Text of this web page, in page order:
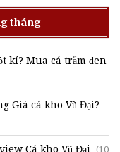
tháng
kí? Mua cá trắm đen
Giá cá kho Vũ Đại?
Cá kho Vũ Đại (10